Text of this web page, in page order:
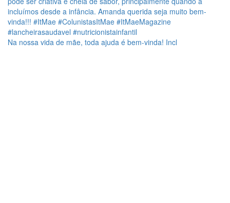
Na nossa vida de mãe, toda ajuda é bem-vinda! Incl